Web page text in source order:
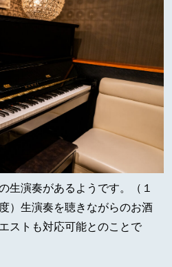
生演奏があるようです。（１
）生演奏を聴きながらのお酒
ストも対応可能とのことで